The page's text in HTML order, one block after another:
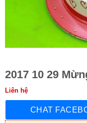
2017 10 29
Liên hệ
CHAT